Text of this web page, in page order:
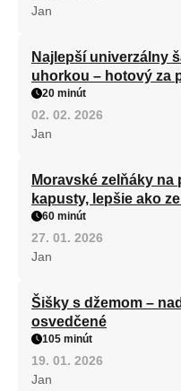
Jan
Najlepší univerzálny
uhorkou – hotový za
20 minút
02. 02. 2026
Jan
Moravské zelňáky
kapusty, lepšie ako
60 minút
27. 01. 2026
Jan
Šišky s džemom –
osvedčené
105 minút
19. 01. 2026
Jan